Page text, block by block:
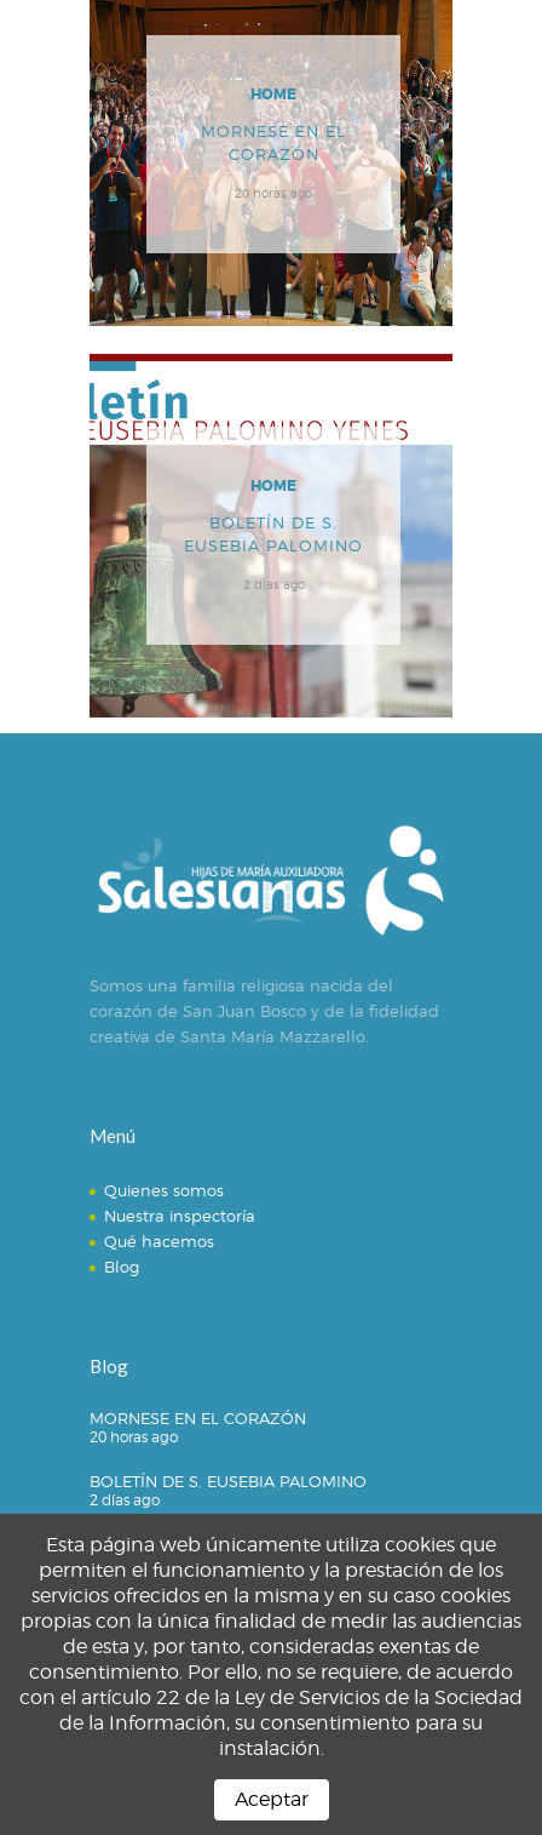
HOME
MORNESE EN EL
CORAZÓN
20 horas ago
HOME
BOLETÍN DE S.
EUSEBIA PALOMINO
2 días ago
Somos una familia religiosa nacida del
corazón de San Juan Bosco y de la fidelidad
creativa de Santa María Mazzarello.
Menú
Quienes somos
Nuestra inspectoría
Qué hacemos
Blog
Blog
MORNESE EN EL CORAZÓN
20 horas ago
BOLETÍN DE S. EUSEBIA PALOMINO
2 días ago
Privacidad
Política de privacidad
Política de cookies
Aviso legal
Esta página web únicamente utiliza cookies que
permiten el funcionamiento y la prestación de los
servicios ofrecidos en la misma y en su caso cookies
propias con la única finalidad de medir las audiencias
de esta y, por tanto, consideradas exentas de
consentimiento. Por ello, no se requiere, de acuerdo
con el artículo 22 de la Ley de Servicios de la Sociedad
de la Información, su consentimiento para su
instalación.
Aceptar